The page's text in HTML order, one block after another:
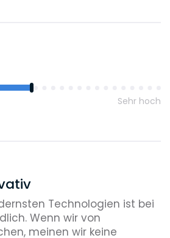
Sehr hoch
Technologien ist bei
Wenn wir von
meinen wir keine